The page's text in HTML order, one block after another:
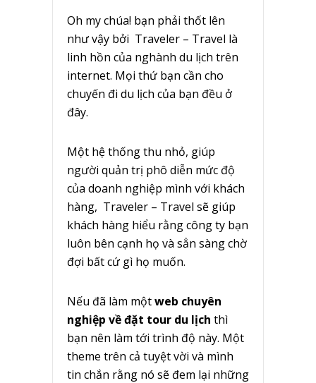
Oh my chúa! bạn phải thốt lên
như vậy bởi Traveler – Travel là
linh hồn của nghành du lịch trên
internet. Mọi thứ bạn cần cho
chuyến đi du lịch của bạn đều ở
đây.
Một hệ thống thu nhỏ, giúp
người quản trị phô diễn mức độ
của doanh nghiệp mình với khách
hàng, Traveler – Travel sẽ giúp
khách hàng hiểu rằng công ty bạn
luôn bên cạnh họ và sẳn sàng chờ
đợi bất cứ gì họ muốn.
Nếu đã làm mộtweb chuyên
nghiệp về đặt tour du lịch thì
bạn nên làm tới trình độ này. Một
theme trên cả tuyệt vời và mình
tin chắn rằng nó sẽ đem lại những